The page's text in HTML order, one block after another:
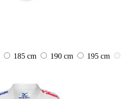
185 cm 190 cm
195 cm